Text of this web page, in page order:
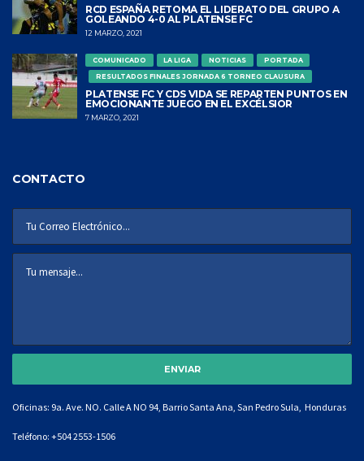
RCD ESPAÑA RETOMA EL LIDERATO DEL GRUPO A
GOLEANDO 4-0 AL PLATENSE FC
12 MARZO, 2021
COMUNICADO LA LIGA NOTICIAS
PORTADA
RESULTADOS FINALES JORNADA 6 TORNEO CLAUSURA
PLATENSE FC Y CDS VIDA SE REPARTEN PUNTOS EN
EMOCIONANTE JUEGO EN EL EXCÉLSIOR
7 MARZO, 2021
CONTACTO
Oficinas: 9a. Ave. NO. Calle A NO 94, Barrio Santa Ana, San Pedro Sula, Honduras
Teléfono: +504 2553-1506